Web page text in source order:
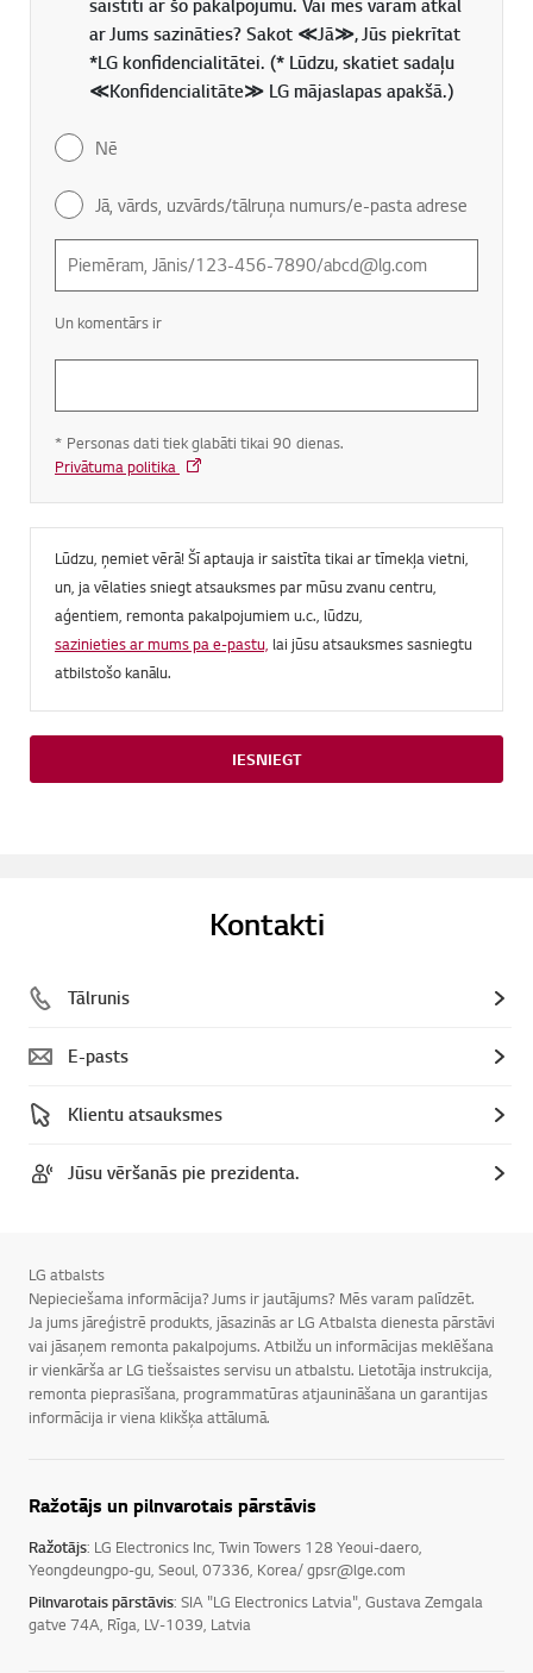
ar Jums sazināties? Sakot ≪Jā≫, Jūs piekrītat
*LG konfidencialitātei. (* Lūdzu, skatiet sadaļu
≪Konfidencialitāte≫ LG mājaslapas apakšā.)
Nē
Jā, vārds, uzvārds/tālruņa numurs/e-pasta adrese
Un komentārs ir
* Personas dati tiek glabāti tikai 90 dienas.
Privātuma politika
Lūdzu, ņemiet vērā! Šī aptauja ir saistīta tikai ar tīmekļa vietni,
un, ja vēlaties sniegt atsauksmes par mūsu zvanu centru,
aģentiem, remonta pakalpojumiem u.c., lūdzu,
sazinieties ar mums pa e-pastu, lai jūsu atsauksmes sasniegtu
atbilstošo kanālu.
IESNIEGT
Kontakti
Tālrunis
E-pasts
Klientu atsauksmes
Jūsu vēršanās pie prezidenta.
LG atbalsts
Nepieciešama informācija? Jums ir jautājums? Mēs varam palīdzēt.
Ja jums jāreģistrē produkts, jāsazinās ar LG Atbalsta dienesta pārstāvi
vai jāsaņem remonta pakalpojums. Atbilžu un informācijas meklēšana
ir vienkārša ar LG tiešsaistes servisu un atbalstu. Lietotāja instrukcija,
remonta pieprasīšana, programmatūras atjaunināšana un garantijas
informācija ir viena klikšķa attālumā.
Ražotājs un pilnvarotais pārstāvis
Ražotājs: LG Electronics Inc, Twin Towers 128 Yeoui-daero,
Yeongdeungpo-gu, Seoul, 07336, Korea/ gpsr@lge.com
Pilnvarotais pārstāvis: SIA "LG Electronics Latvia", Gustava Zemgala
gatve 74A, Rīga, LV-1039, Latvia